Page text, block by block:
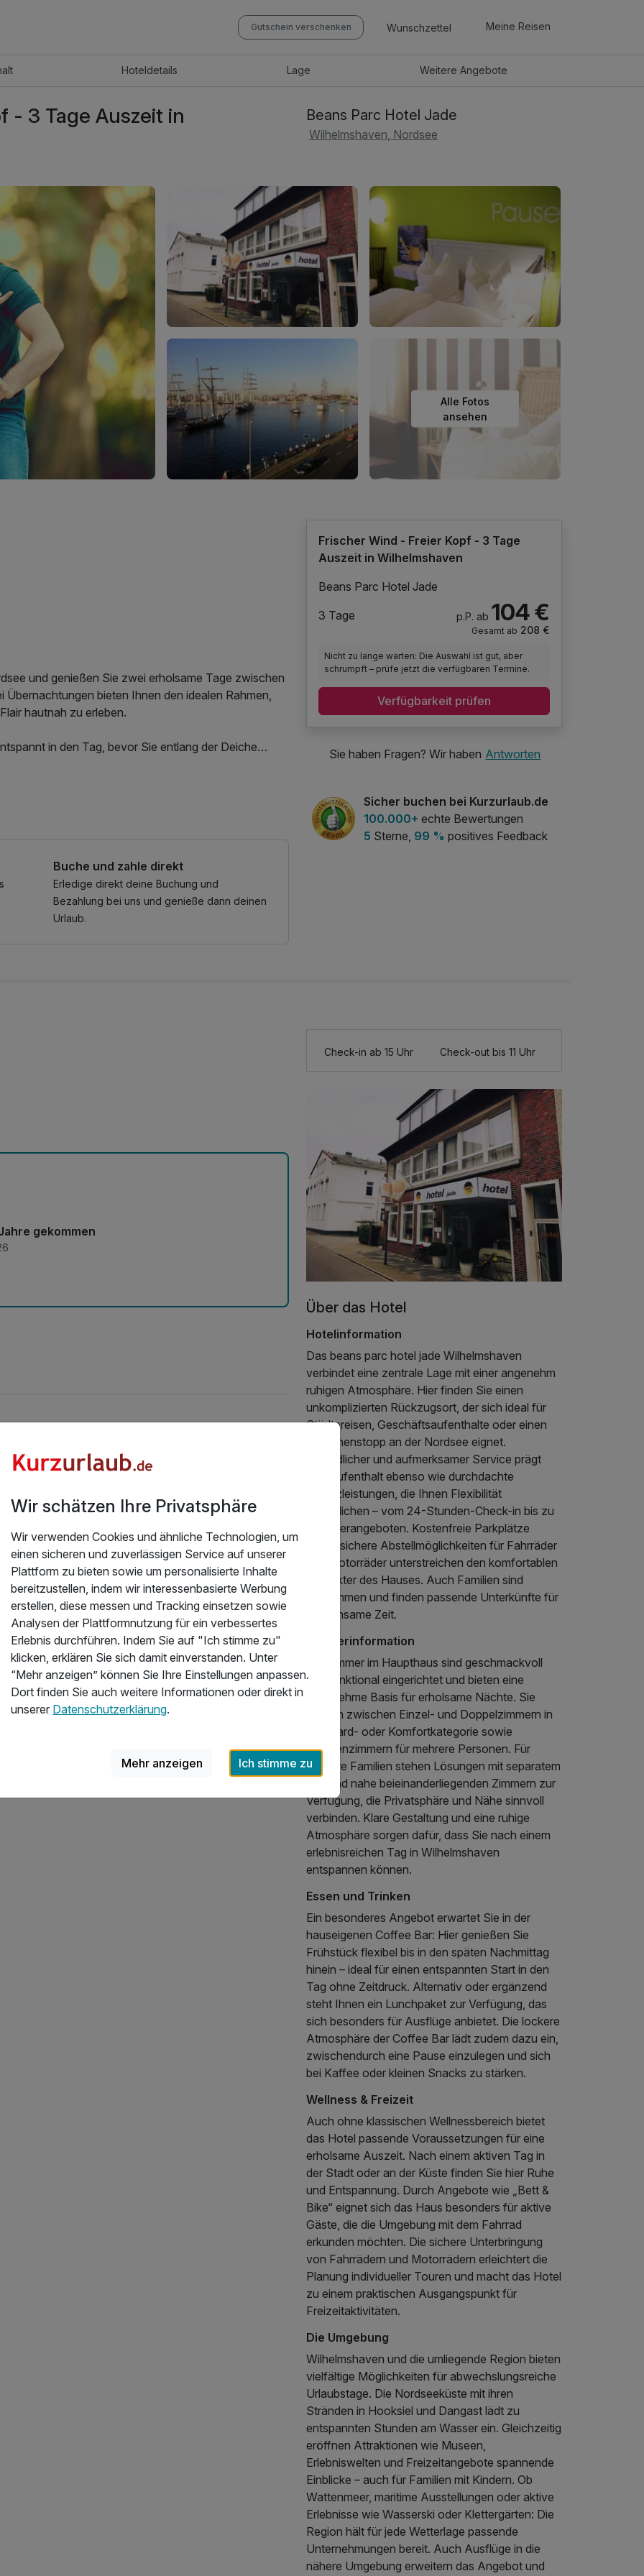
Gutschein verschenken Wunschzettel Meine Reisen
Hoteldetails Lage WeitereAngebote
- 3 Tage Auszeit in
Beans Parc Hotel Jade
Wilhelmshaven, Nordsee
Alle Fotos
ansehen
und genießen Sie zwei erholsame Tage zwischen
bieten Ihnen den idealen Rahmen,
hautnah zu erleben.
in den Tag, bevor Sie entlang der Deiche
lassen oder vorbeiziehende Schiffe beobachten. Ein
für einen angenehmen Genussmoment.
Buche und zahle direkt
Erledige direkt deine Buchung und
Bezahlung bei uns und genieße dann deinen
Urlaub.
Frischer Wind - Freier Kopf - 3 Tage
Auszeit in Wilhelmshaven
Beans Parc Hotel Jade
3 Tage
p.P. ab 104 €
Gesamt ab 208 €
Nicht zu lange warten: Die Auswahl ist gut, aber
schrumpft – prüfe jetzt die verfügbaren Termine.
Verfügbarkeit prüfen
Sie haben Fragen? Wir haben Antworten
Sicher buchen bei Kurzurlaub.de
100.000+ echte Bewertungen
5 Sterne, 99 % positives Feedback
gekommen
Check-in ab 15 Uhr Check-out bis 11 Uhr
Über das Hotel
Hotelinformation
Das beans parc hotel jade Wilhelmshaven
verbindet eine zentrale Lage mit einer angenehm
ruhigen Atmosphäre. Hier finden Sie einen
unkomplizierten Rückzugsort, der sich ideal für
Städtereisen, Geschäftsaufenthalte oder einen
Zwischenstopp an der Nordsee eignet.
Freundlicher und aufmerksamer Service prägt
den Aufenthalt ebenso wie durchdachte
Zusatzleistungen, die Ihnen Flexibilität
ermöglichen – vom 24-Stunden-Check-in bis zu
Transferangeboten. Kostenfreie Parkplätze
sowie sichere Abstellmöglichkeiten für Fahrräder
und Motorräder unterstreichen den komfortablen
Charakter des Hauses. Auch Familien sind
willkommen und finden passende Unterkünfte für
gemeinsame Zeit.
Zimmerinformation
Die Zimmer im Haupthaus sind geschmackvoll
und funktional eingerichtet und bieten eine
angenehme Basis für erholsame Nächte. Sie
wählen zwischen Einzel- und Doppelzimmern in
Standard- oder Komfortkategorie sowie
Familienzimmern für mehrere Personen. Für
größere Familien stehen Lösungen mit separatem
Flur und nahe beieinanderliegenden Zimmern zur
Verfügung, die Privatsphäre und Nähe sinnvoll
verbinden. Klare Gestaltung und eine ruhige
Atmosphäre sorgen dafür, dass Sie nach einem
erlebnisreichen Tag in Wilhelmshaven
entspannen können.
Essen und Trinken
Ein besonderes Angebot erwartet Sie in der
hauseigenen Coffee Bar: Hier genießen Sie
Frühstück flexibel bis in den späten Nachmittag
hinein – ideal für einen entspannten Start in den
Tag ohne Zeitdruck. Alternativ oder ergänzend
steht Ihnen ein Lunchpaket zur Verfügung, das
sich besonders für Ausflüge anbietet. Die lockere
Atmosphäre der Coffee Bar lädt zudem dazu ein,
zwischendurch eine Pause einzulegen und sich
bei Kaffee oder kleinen Snacks zu stärken.
Wellness & Freizeit
Auch ohne klassischen Wellnessbereich bietet
das Hotel passende Voraussetzungen für eine
erholsame Auszeit. Nach einem aktiven Tag in
der Stadt oder an der Küste finden Sie hier Ruhe
und Entspannung. Durch Angebote wie „Bett &
Bike“ eignet sich das Haus besonders für aktive
Gäste, die die Umgebung mit dem Fahrrad
erkunden möchten. Die sichere Unterbringung
von Fahrrädern und Motorrädern erleichtert die
Planung individueller Touren und macht das Hotel
zu einem praktischen Ausgangspunkt für
Freizeitaktivitäten.
Die Umgebung
Wilhelmshaven und die umliegende Region bieten
vielfältige Möglichkeiten für abwechslungsreiche
Urlaubstage. Die Nordseeküste mit ihren
Stränden in Hooksiel und Dangast lädt zu
entspannten Stunden am Wasser ein. Gleichzeitig
eröffnen Attraktionen wie Museen,
Erlebniswelten und Freizeitangebote spannende
Einblicke – auch für Familien mit Kindern. Ob
Wattenmeer, maritime Ausstellungen oder aktive
Erlebnisse wie Wasserski oder Klettergärten: Die
Region hält für jede Wetterlage passende
Unternehmungen bereit. Auch Ausflüge in die
nähere Umgebung erweitern das Angebot und
Wir schätzen Ihre Privatsphäre
Wir verwenden Cookies und ähnliche Technologien, um
einen sicheren und zuverlässigen Service auf unserer
Plattform zu bieten sowie um personalisierte Inhalte
bereitzustellen, indem wir interessenbasierte Werbung
erstellen, diese messen und Tracking einsetzen sowie
Analysen der Plattformnutzung für ein verbessertes
Erlebnis durchführen. Indem Sie auf "Ich stimme zu"
klicken, erklären Sie sich damit einverstanden. Unter
“Mehr anzeigen” können Sie Ihre Einstellungen anpassen.
Dort finden Sie auch weitere Informationen oder direkt in
unserer Datenschutzerklärung.
Mehr anzeigen Ich stimme zu